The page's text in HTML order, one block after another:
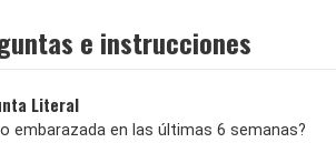
e instrucciones
Literal
embarazada en las últimas 6 semanas?